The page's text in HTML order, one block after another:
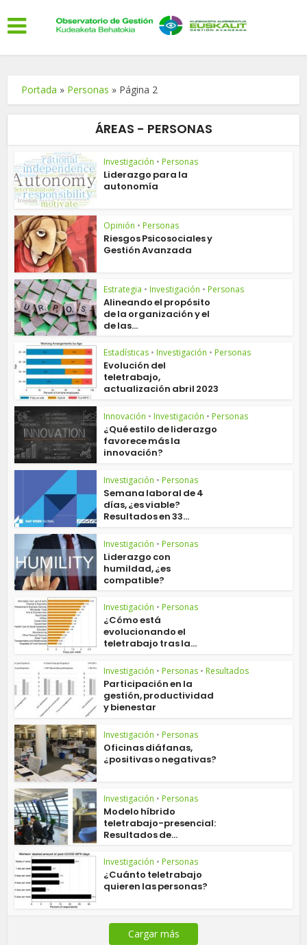
Portada » Personas » Página 2
ÁREAS - PERSONAS
Investigación • Personas
Liderazgo para la
autonomía
Opinión • Personas
Riesgos Psicosociales y
Gestión Avanzada
Estrategia • Investigación • Personas
Alineando el propósito
de la organización y el
de las...
Estadísticas • Investigación • Personas
Evolución del
teletrabajo,
actualización abril 2023
Innovación • Investigación • Personas
¿Qué estilo de liderazgo
favorece más la
innovación?
Investigación • Personas
Semana laboral de 4
días, ¿es viable?
Resultados en 33...
Investigación • Personas
Liderazgo con
humildad, ¿es
compatible?
Investigación • Personas
¿Cómo está
evolucionando el
teletrabajo tras la...
Investigación • Personas • Resultados
Participación en la
gestión, productividad
y bienestar
Investigación • Personas
Oficinas diáfanas,
¿positivas o negativas?
Investigación • Personas
Modelo híbrido
teletrabajo-presencial:
Resultados de...
Investigación • Personas
¿Cuánto teletrabajo
quieren las personas?
Cargar más